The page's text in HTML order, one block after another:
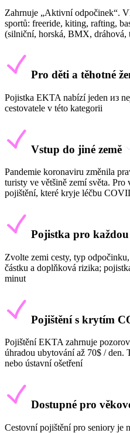
Zahrnuje „Aktivní odpočinek“.
sportů: freeride, kiting, rafting,
(silniční, horská, BMX, dráhová,
Pro děti a těhotné
Pojistka EKTA nabízí jeden из
cestovatele v této kategorii
Vstup do jiné země
Pandemie koronaviru změnila
turisty ve většině zemí světa. Pro
pojištění, které kryje léčbu
Pojistka pro
Zvolte zemi cesty, typ
částku a doplňková rizika;
minut
Pojištění s krytím
Pojištění EKTA zahrnuje
úhradou ubytování až 70$ / den.
nebo ústavní ošetření
Dostupné pro
Cestovní pojištění pro seniory je